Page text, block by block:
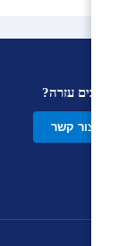
צריכים עזרה?
צור קשר